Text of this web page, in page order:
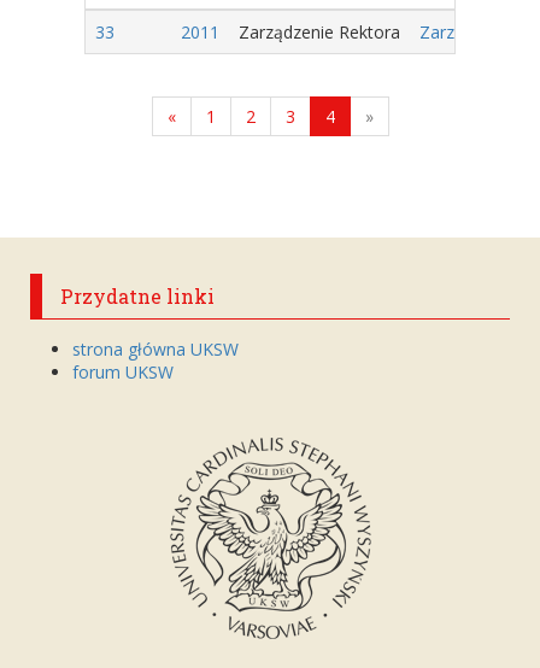
33
2011 Zarządzenie Rektora Zarządzenie
« 1 2 3 4 »
Przydatne linki
strona główna UKSW
forum UKSW